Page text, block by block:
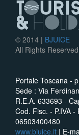
© 2014 | BJUICE
All Rights Reserved
Portale Toscana -
Sede : Via
R.E.A. 633693 -
Cod. Fisc. - P.IVA
06503400480
www.bjuice.it | E-